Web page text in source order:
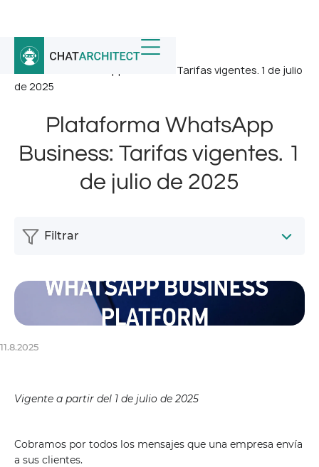
Inicio Noticias /
Plataforma WhatsApp Business: Tarifas vigentes. 1 de julio
de 2025
Plataforma WhatsApp
Business: Tarifas vigentes. 1
de julio de 2025
11.8.2025
Vigente a partir del 1 de julio de 2025
Cobramos por todos los mensajes que una empresa envía
a sus clientes.
Filtrar